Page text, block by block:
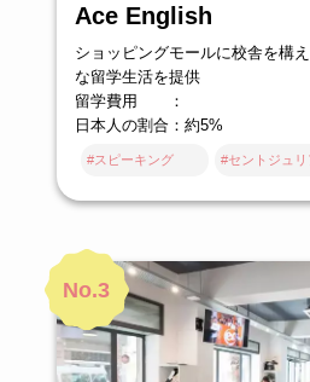
Ace English
ショッピングモールに校舎を構
な留学生活を提供
留学費用 ：
日本人の割合：約5%
#スピーキング #セントジュリ
No.3